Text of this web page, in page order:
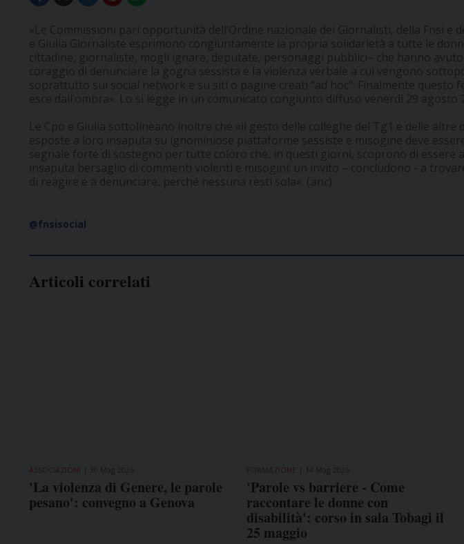
@fnsisocial
Articoli correlati
ASSOCIAZIONI
'La violenza di Genere, le parole
pesano': convegno a Genova
FORMAZIONE
'Parole vs barriere - Come
raccontare le donne con
disabilità': corso in sala Tobagi il
25 maggio